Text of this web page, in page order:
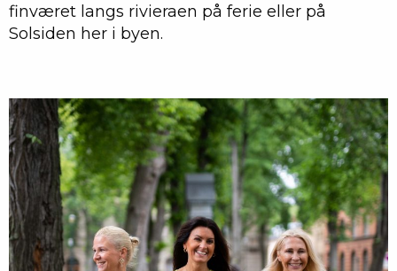
finværet langs rivieraen på ferie eller på
Solsiden her i byen.